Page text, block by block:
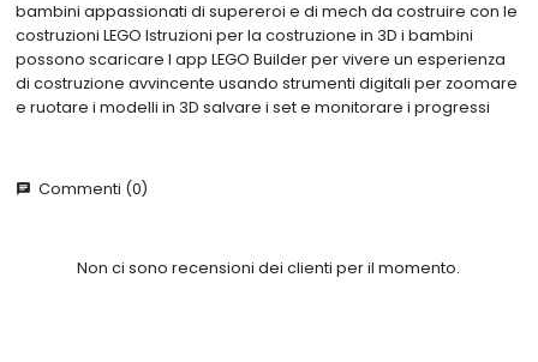
bambini appassionati di supereroi e di mech da costruire con le
costruzioni LEGO Istruzioni per la costruzione in 3D i bambini
possono scaricare l app LEGO Builder per vivere un esperienza
di costruzione avvincente usando strumenti digitali per zoomare
e ruotare i modelli in 3D salvare i set e monitorare i progressi
chat Commenti (0)
Non ci sono recensioni dei clienti per il momento.